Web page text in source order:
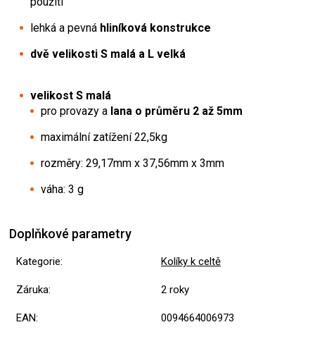
lehká a pevná hliníková konstrukce
dvě velikosti S malá a L velká
velikost S malá
pro provazy a lana o průměru 2 až 5mm
maximální zatížení 22,5kg
rozměry: 29,17mm x 37,56mm x 3mm
váha: 3 g
Doplňkové parametry
Kategorie: Kolíky k celtě
Záruka: 2 roky
EAN: 0094664006973